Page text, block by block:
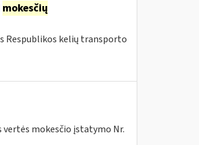
mokesčių
Respublikos kelių transporto
mokesčio įstatymo Nr.